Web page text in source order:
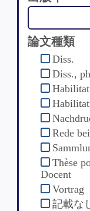
論文種類
Diss.
Diss.,
Rede
Thèse
Docent
Vortrag
記載な